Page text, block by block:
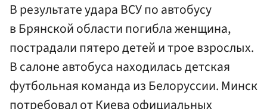
В результате удара ВСУ по автобусу
в Брянской области погибла женщина,
пострадали пятеро детей и трое взрослых.
В салоне автобуса находилась детская
футбольная команда из Белоруссии. Минск
потребовал от Киева официальных